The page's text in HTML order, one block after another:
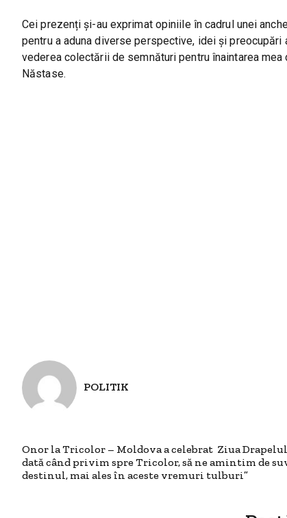
Cei prezenți și-au exprimat opiniile în cadrul unei
pentru a aduna diverse perspective, idei și preocupări
vederea colectării de semnături pentru înaintarea
Năstase.
POLITIK
Onor la Tricolor – Moldova a celebrat Ziua
dată când privim spre Tricolor, să ne amintim de
destinul, mai ales în aceste vremuri tulburi”